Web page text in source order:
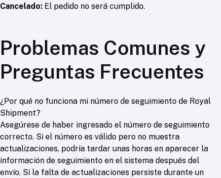
Cancelado: El pedido no será cumplido.
Problemas Comunes y
Preguntas Frecuentes
¿Por qué no funciona mi número de seguimiento de Royal
Shipment?
Asegúrese de haber ingresado el número de seguimiento
correcto. Si el número es válido pero no muestra
actualizaciones, podría tardar unas horas en aparecer la
información de seguimiento en el sistema después del
envío. Si la falta de actualizaciones persiste durante un